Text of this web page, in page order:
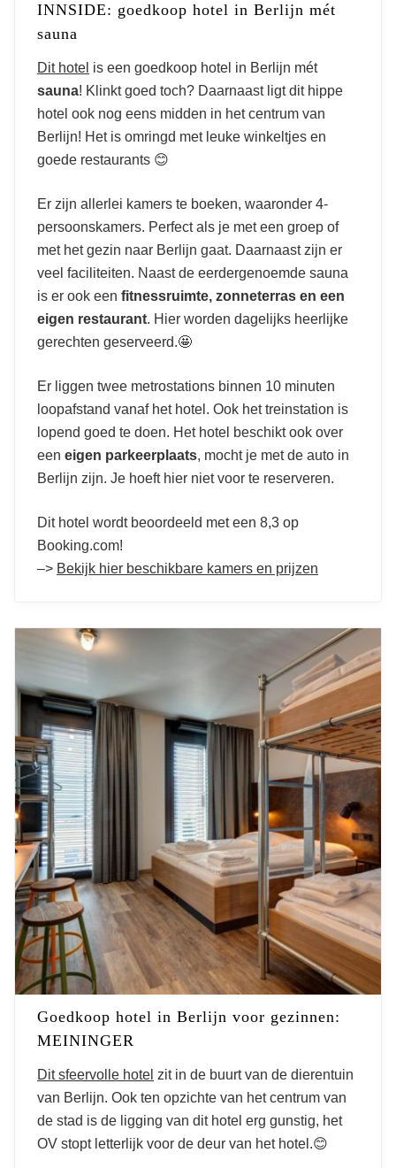
INNSIDE: goedkoop hotel in Berlijn mét
sauna
Dit hotel is een goedkoop hotel in Berlijn mét
sauna! Klinkt goed toch? Daarnaast ligt dit hippe
hotel ook nog eens midden in het centrum van
Berlijn! Het is omringd met leuke winkeltjes en
goede restaurants 😊
Er zijn allerlei kamers te boeken, waaronder 4-
persoonskamers. Perfect als je met een groep of
met het gezin naar Berlijn gaat. Daarnaast zijn er
veel faciliteiten. Naast de eerdergenoemde sauna
is er ook een fitnessruimte, zonneterras en een
eigen restaurant. Hier worden dagelijks heerlijke
gerechten geserveerd.🤩
Er liggen twee metrostations binnen 10 minuten
loopafstand vanaf het hotel. Ook het treinstation is
lopend goed te doen. Het hotel beschikt ook over
een eigen parkeerplaats, mocht je met de auto in
Berlijn zijn. Je hoeft hier niet voor te reserveren.
Dit hotel wordt beoordeeld met een 8,3 op
Booking.com!
–> Bekijk hier beschikbare kamers en prijzen
Goedkoop hotel in Berlijn voor gezinnen:
MEININGER
Dit sfeervolle hotel zit in de buurt van de dierentuin
van Berlijn. Ook ten opzichte van het centrum van
de stad is de ligging van dit hotel erg gunstig, het
OV stopt letterlijk voor de deur van het hotel.😊